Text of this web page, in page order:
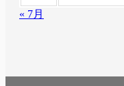
« 7月